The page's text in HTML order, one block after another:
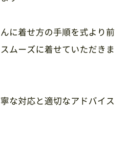
着せ方の手順を式より前
ムーズに着せていただきま
な対応と適切なアドバイス